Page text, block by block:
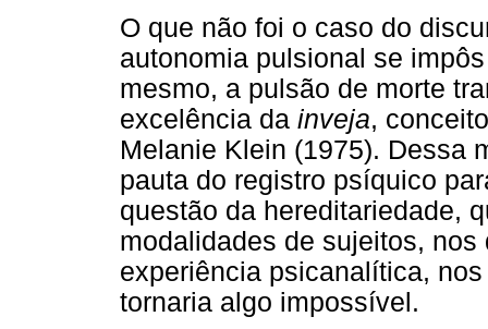
O que não foi o caso do
autonomia pulsional se
mesmo, a pulsão de morte
excelência da inveja,
Melanie Klein (1975). Dessa
pauta do registro psíquico
questão da hereditariedade,
modalidades de sujeitos,
experiência psicanalítica,
tornaria algo impossível.